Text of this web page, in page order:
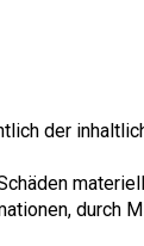
der
durch